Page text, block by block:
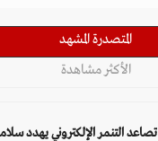
المتصدرة المشهد
الأكثر مشاهدة
تصاعد التنمر الإلكتروني يهدد